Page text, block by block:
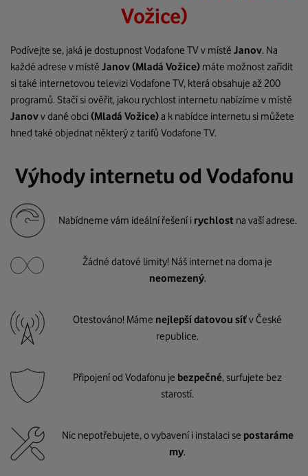
Vožice)
Podívejte se, jaká je dostupnost Vodafone TV v místě Janov. Na
každé adrese v místě Janov(Mladá Vožice) máte možnost zařídit
si také internetovou televizi Vodafone TV, která obsahuje až 200
programů. Stačí si ověřit, jakou rychlost internetu nabízíme v místě
Janovv dané obci(Mladá Vožice)a k nabídce internetu si můžete
hned také objednat některý z tarifů Vodafone TV.
Výhody internetu od Vodafonu
Nabídneme vám ideální řešení i rychlost na vaší adrese.
Žádné datové limity! Náš internet na doma je
neomezený.
Otestováno! Máme nejlepší datovou síťv České
republice.
Připojení od Vodafonu je bezpečné, surfujete bez
starostí.
Nic nepotřebujete, o vybavení i instalaci se postaráme
my.